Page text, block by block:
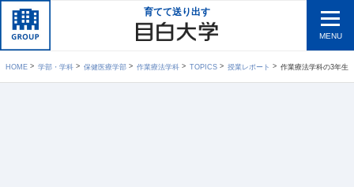
育てて送り出す
MENU
HOME 学部・学科 保健医療学部 作業療法学科 TOPICS 授業レポート 作業療法学科の3年生が臨